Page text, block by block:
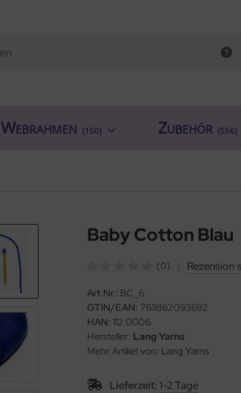
Webrahmen (150) Zubehör (556)
Baby Cotton Blau
(0) Rezension
Art.Nr.: BC_6
GTIN/EAN: 7611862093692
HAN: 112.0006
Hersteller: Lang Yarns
Mehr Artikel von: Lang Yarns
Lieferzeit: 1-2 Tage